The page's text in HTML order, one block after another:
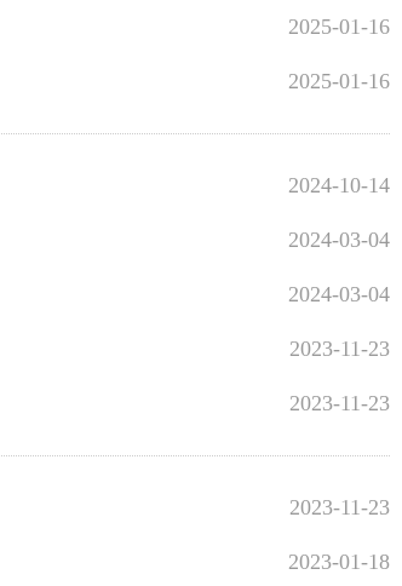
2025-01-16
2025-01-16
2024-10-14
2024-03-04
2024-03-04
2023-11-23
2023-11-23
2023-11-23
2023-01-18